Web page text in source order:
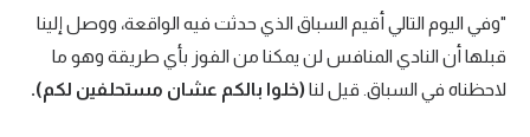
"وفي اليوم التالي أقيم السباق الذي حدثت فيه الواقعة، ووصل إلينا
قبلها أن النادي المنافس لن يمكنا من الفوز بأي طريقة وهو ما
لاحظناه في السباق. قيل لنا (خلوا بالكم عشان مستحلفين لكم).